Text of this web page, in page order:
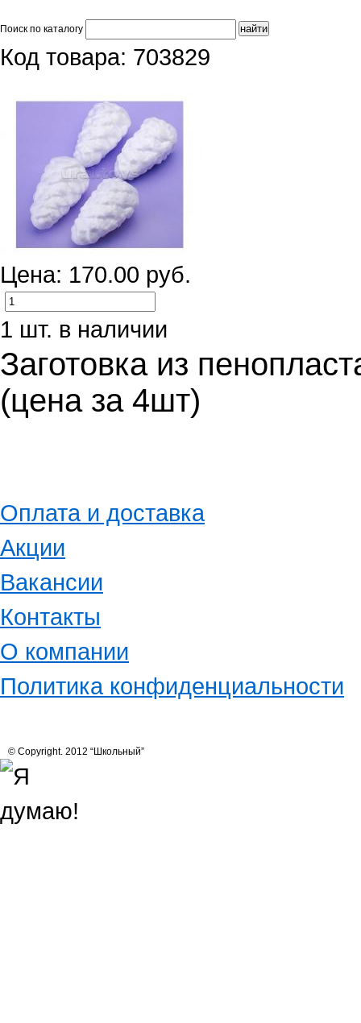
Поиск по каталогу
Код товара: 703829
Цена: 170.00 руб.
1 шт. в наличии
Заготовка из
(цена за 4шт)
Оплата и доставка
Акции
Вакансии
Контакты
О компании
Политика конфиденциальности
© Copyright. 2012 “Школьный”